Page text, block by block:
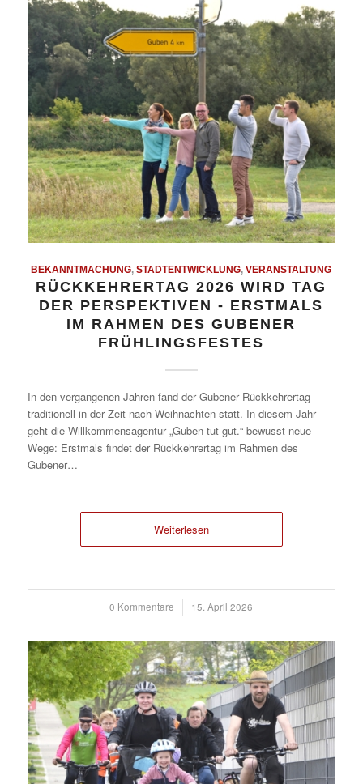
BEKANNTMACHUNG,STADTENTWICKLUNG,VERANSTALTUNG
RÜCKKEHRERTAG 2026 WIRD TAG
DER PERSPEKTIVEN - ERSTMALS
IM RAHMEN DES GUBENER
FRÜHLINGSFESTES
In den vergangenen Jahren fand der Gubener Rückkehrertag
traditionell in der Zeit nach Weihnachten statt. In diesem Jahr
geht die Willkommensagentur „Guben tut gut.“ bewusst neue
Wege: Erstmals findet der Rückkehrertag im Rahmen des
Gubener…
Weiterlesen
0 Kommentare
/ 15. April 2026